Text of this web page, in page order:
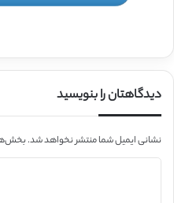
دیدگاهتان را بنویسید
نشانی ایمیل شما منتشر نخواهد شد.